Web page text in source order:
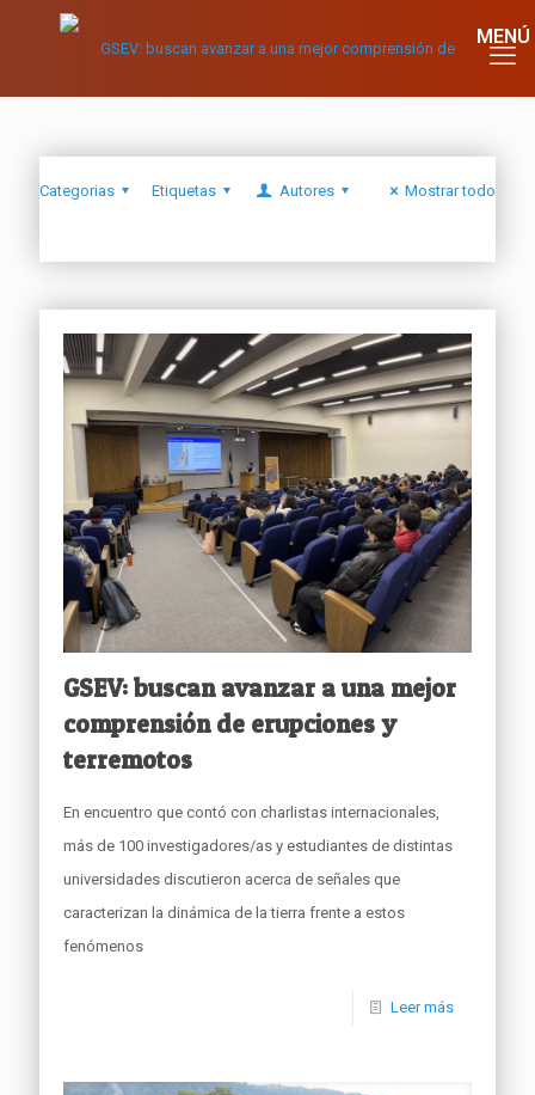
Categorias Etiquetas Autores Mostrar todo
GSEV: buscan avanzar a una mejor
comprensión de erupciones y
terremotos
En encuentro que contó con charlistas internacionales,
más de 100 investigadores/as y estudiantes de distintas
universidades discutieron acerca de señales que
caracterizan la dinámica de la tierra frente a estos
fenómenos
Leer más